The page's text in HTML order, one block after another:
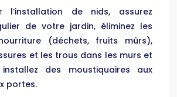
l’installation de nids, assurez
de votre jardin, éliminez les
(déchets, fruits mûrs),
et les trous dans les murs et
des moustiquaires aux
portes.